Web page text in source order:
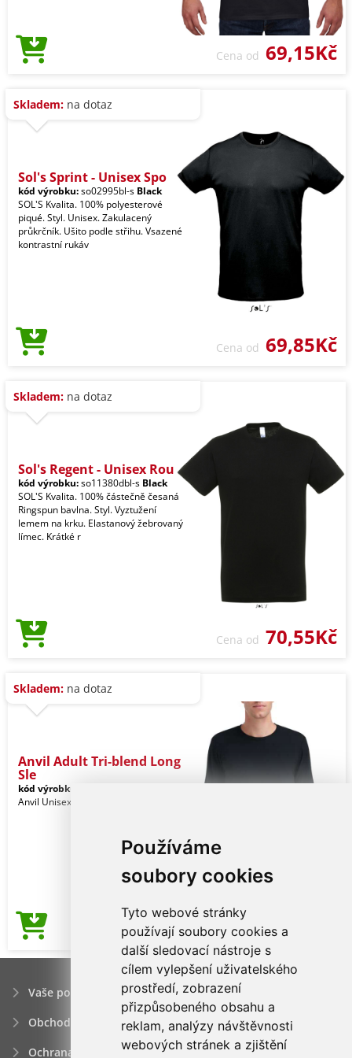
Používáme
soubory cookies
Tyto webové stránky
používají soubory cookies a
další sledovací nástroje s
cílem vylepšení uživatelského
prostředí, zobrazení
přizpůsobeného obsahu a
reklam, analýzy návštěvnosti
webových stránek a zjištění
Cena od 69,15Kč
Skladem: na dotaz
Sol's Sprint - Unisex Spo
kód výrobku:so02995bl-s Black
SOL'S Kvalita. 100% polyesterové
piqué. Styl. Unisex. Zakulacený
průkrčník. Ušito podle střihu. Vsazené
kontrastní rukáv
Cena od 69,85Kč
Skladem: na dotaz
Sol's Regent - Unisex Rou
kód výrobku:so11380dbl-s Black
SOL'S Kvalita. 100% částečně česaná
Ringspun bavlna. Styl. Vyztužení
lemem na krku. Elastanový žebrovaný
límec. Krátké r
Cena od 70,55Kč
Skladem: na dotaz
Anvil Adult Tri-blend Long
Sle
kód výrobku:
Anvil Unisex
Cena od76,17Kč
Vaše poptávka
Obchodní podmínky
Ochrana osobních údajú